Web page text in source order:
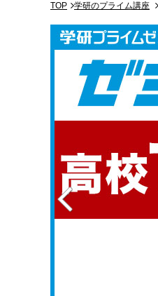
TOP 学研のプライム講座